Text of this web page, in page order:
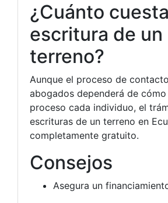
¿Cuánto
escritura de un
terreno?
Aunque el proceso de
abogados dependerá de
proceso cada individuo, el
escrituras de un terreno en
completamente gratuito.
Consejos
Asegura un